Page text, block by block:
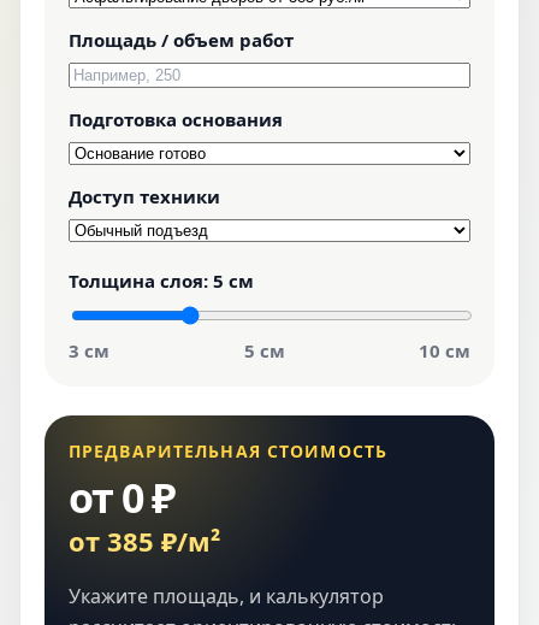
Площадь / объем работ
Подготовка основания
Доступ техники
Толщина слоя: 5 см
3 см 5 см 10 см
ПРЕДВАРИТЕЛЬНАЯ СТОИМОСТЬ
от 0 ₽
от 385 ₽/м²
Укажите площадь, и калькулятор